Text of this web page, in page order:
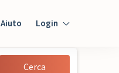
Aiuto Login
Cerca